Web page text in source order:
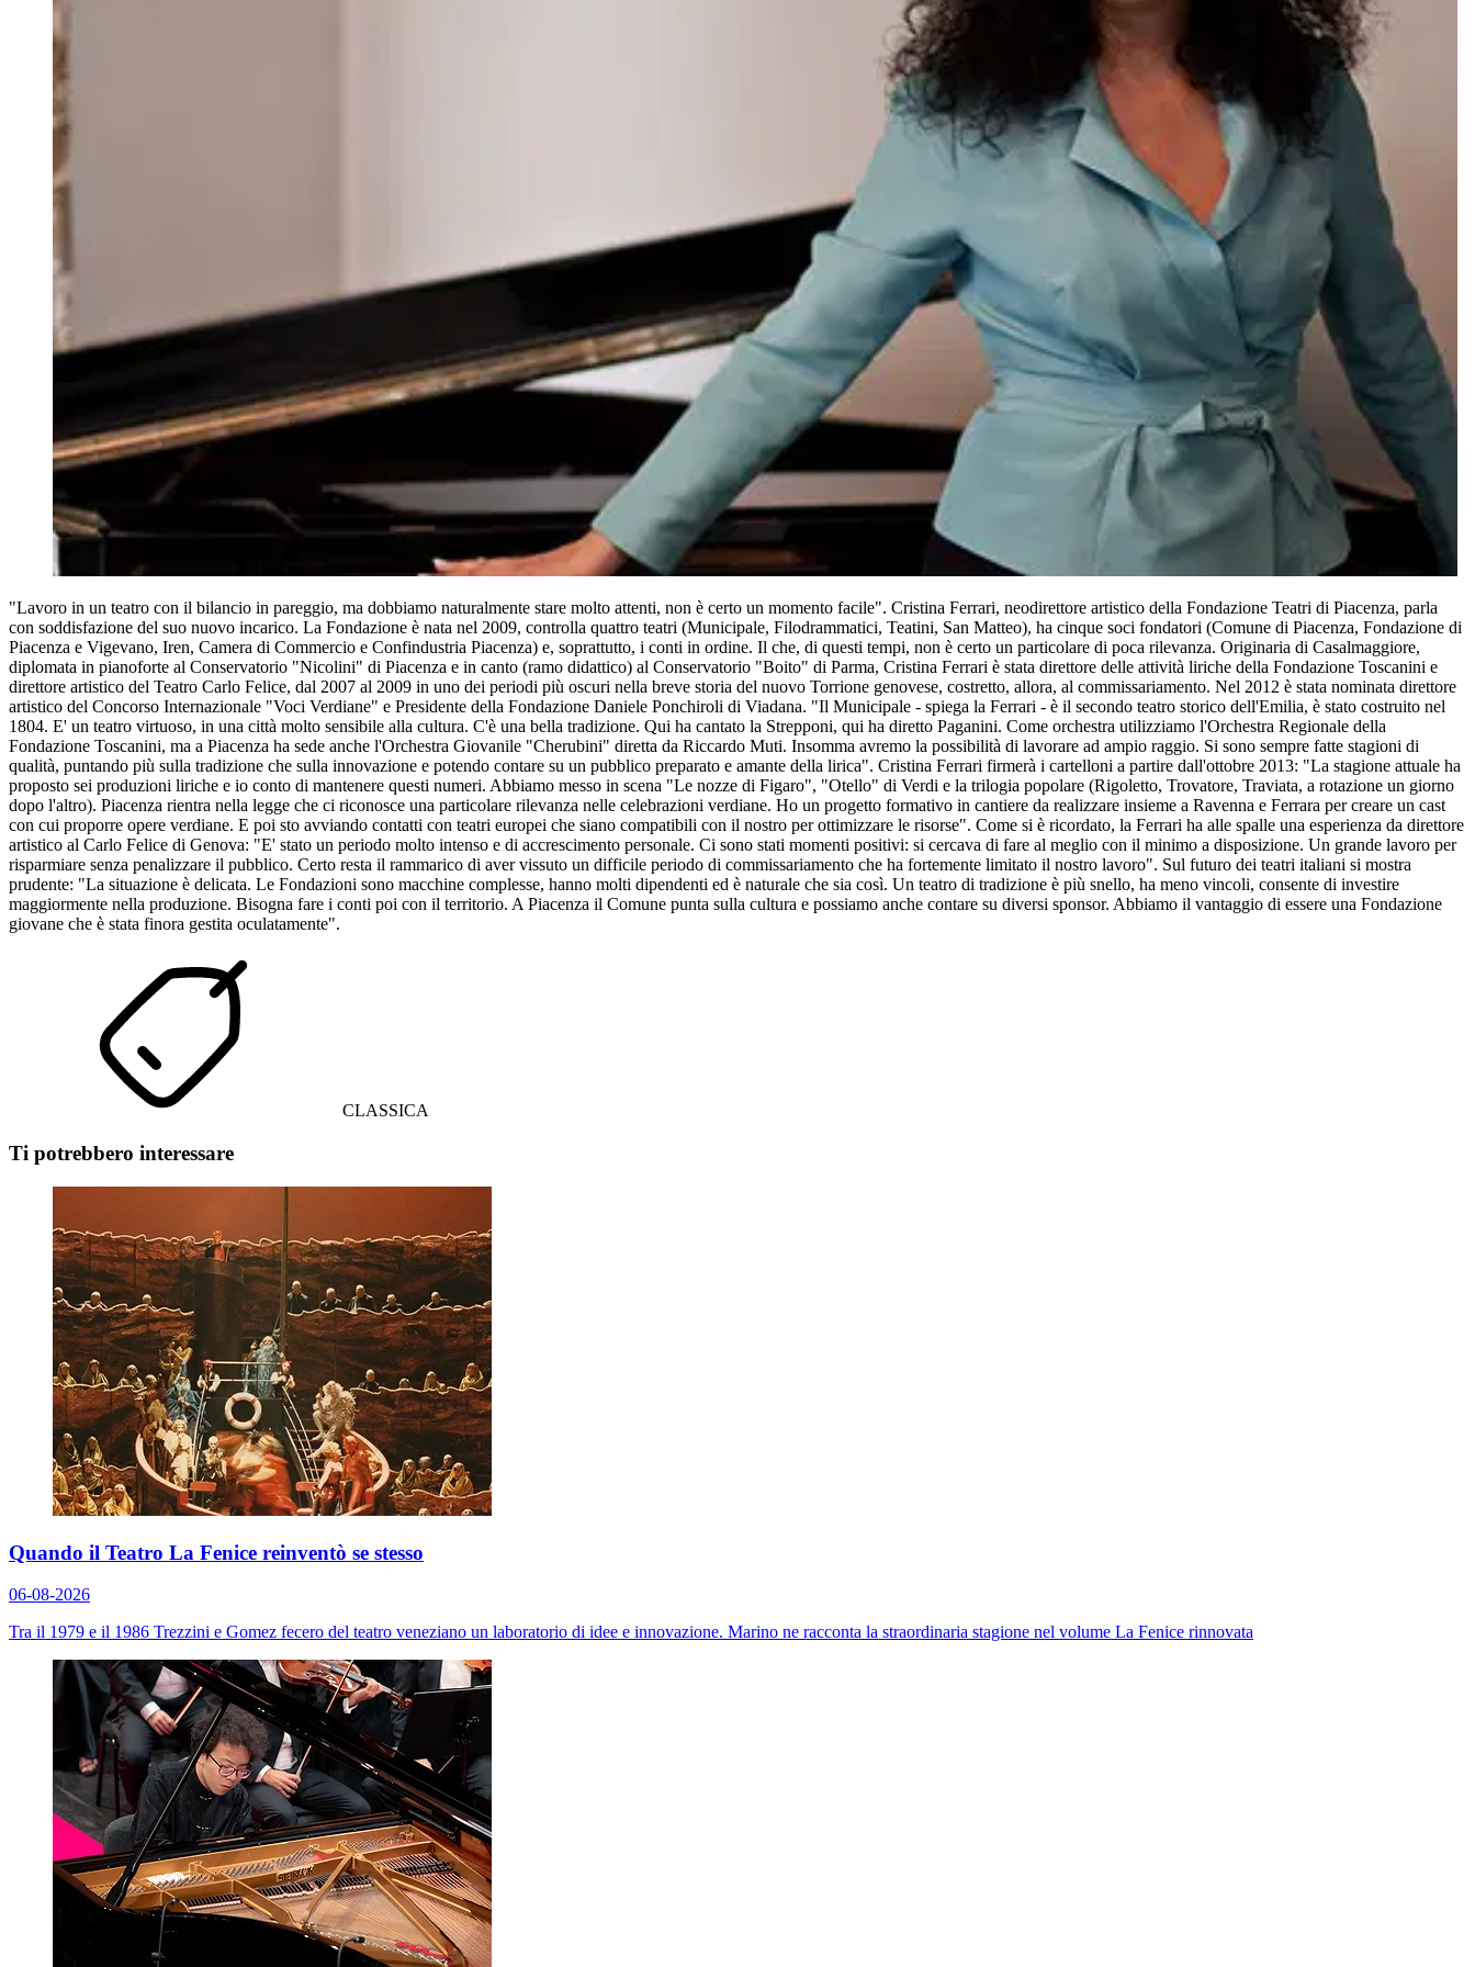
"Lavoro in un teatro con il bilancio in pareggio, ma dobbiamo naturalmente stare molto attenti, non è certo un momento facile". Cristina Ferrari, neodirettore artistico della Fondazione Teatri di Piacenza, parla
con soddisfazione del suo nuovo incarico. La Fondazione è nata nel 2009, controlla quattro teatri (Municipale, Filodrammatici, Teatini, San Matteo), ha cinque soci fondatori (Comune di Piacenza, Fondazione di
Piacenza e Vigevano, Iren, Camera di Commercio e Confindustria Piacenza) e, soprattutto, i conti in ordine. Il che, di questi tempi, non è certo un particolare di poca rilevanza. Originaria di Casalmaggiore,
diplomata in pianoforte al Conservatorio "Nicolini" di Piacenza e in canto (ramo didattico) al Conservatorio "Boito" di Parma, Cristina Ferrari è stata direttore delle attività liriche della Fondazione Toscanini e
direttore artistico del Teatro Carlo Felice, dal 2007 al 2009 in uno dei periodi più oscuri nella breve storia del nuovo Torrione genovese, costretto, allora, al commissariamento. Nel 2012 è stata nominata direttore
artistico del Concorso Internazionale "Voci Verdiane" e Presidente della Fondazione Daniele Ponchiroli di Viadana. "Il Municipale - spiega la Ferrari - è il secondo teatro storico dell'Emilia, è stato costruito nel
1804. E' un teatro virtuoso, in una città molto sensibile alla cultura. C'è una bella tradizione. Qui ha cantato la Strepponi, qui ha diretto Paganini. Come orchestra utilizziamo l'Orchestra Regionale della
Fondazione Toscanini, ma a Piacenza ha sede anche l'Orchestra Giovanile "Cherubini" diretta da Riccardo Muti. Insomma avremo la possibilità di lavorare ad ampio raggio. Si sono sempre fatte stagioni di
qualità, puntando più sulla tradizione che sulla innovazione e potendo contare su un pubblico preparato e amante della lirica". Cristina Ferrari firmerà i cartelloni a partire dall'ottobre 2013: "La stagione attuale ha
proposto sei produzioni liriche e io conto di mantenere questi numeri. Abbiamo messo in scena "Le nozze di Figaro", "Otello" di Verdi e la trilogia popolare (Rigoletto, Trovatore, Traviata, a rotazione un giorno
dopo l'altro). Piacenza rientra nella legge che ci riconosce una particolare rilevanza nelle celebrazioni verdiane. Ho un progetto formativo in cantiere da realizzare insieme a Ravenna e Ferrara per creare un cast
con cui proporre opere verdiane. E poi sto avviando contatti con teatri europei che siano compatibili con il nostro per ottimizzare le risorse". Come si è ricordato, la Ferrari ha alle spalle una esperienza da direttore
artistico al Carlo Felice di Genova: "E' stato un periodo molto intenso e di accrescimento personale. Ci sono stati momenti positivi: si cercava di fare al meglio con il minimo a disposizione. Un grande lavoro per
risparmiare senza penalizzare il pubblico. Certo resta il rammarico di aver vissuto un difficile periodo di commissariamento che ha fortemente limitato il nostro lavoro". Sul futuro dei teatri italiani si mostra
prudente: "La situazione è delicata. Le Fondazioni sono macchine complesse, hanno molti dipendenti ed è naturale che sia così. Un teatro di tradizione è più snello, ha meno vincoli, consente di investire
maggiormente nella produzione. Bisogna fare i conti poi con il territorio. A Piacenza il Comune punta sulla cultura e possiamo anche contare su diversi sponsor. Abbiamo il vantaggio di essere una Fondazione
giovane che è stata finora gestita oculatamente".
CLASSICA
Ti potrebbero interessare
Quando il Teatro La Fenice reinventò se stesso
06-08-2026
Tra il 1979 e il 1986 Trezzini e Gomez fecero del teatro veneziano un laboratorio di idee e innovazione. Marino ne racconta la straordinaria stagione nel volume La Fenice rinnovata